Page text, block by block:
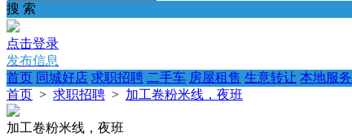
搜 索
点击登录
发布信息
首页 同城好店 求职招聘 二手车 房屋租售 生意转让 本地服务
首页 > 求职招聘 > 加工卷粉米线，夜班
加工卷粉米线，夜班